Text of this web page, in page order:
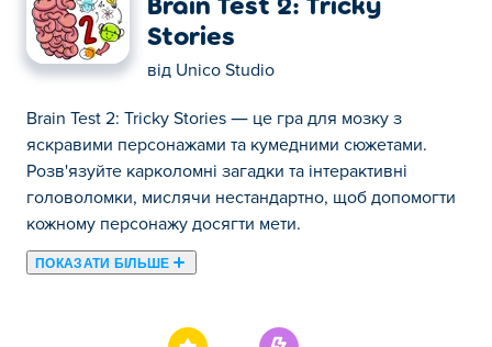
Stories
від Unico Studio
Brain Test 2: Tricky Stories — це гра для мозку з
яскравими персонажами та кумедними сюжетами.
Розв'язуйте карколомні загадки та інтерактивні
головоломки, мислячи нестандартно, щоб допомогти
кожному персонажу досягти мети.
ПОКАЗАТИ БІЛЬШЕ